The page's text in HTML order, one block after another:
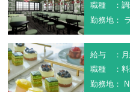
職種 ：調
給与 ：月
職種 ：料
勤務地：